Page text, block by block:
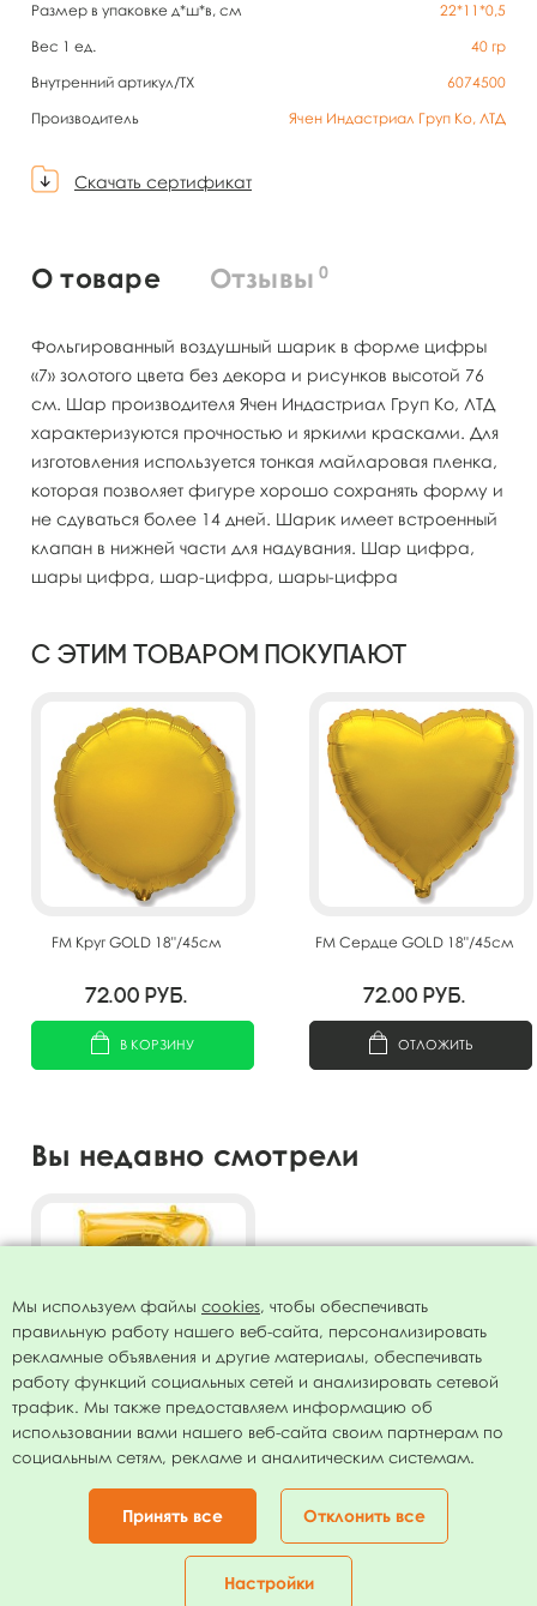
Корзина
Размер в упаковке д*ш*в, см
22*11*0,5
Вес 1 ед.
40 гр
Внутренний артикул/TX
6074500
Производитель
Ячен Индастриал Груп Ко, ЛТД
Скачать сертификат
О товаре Отзывы 0
Фольгированный воздушный шарик в форме цифры
«7» золотого цвета без декора и рисунков высотой 76
см. Шар производителя Ячен Индастриал Груп Ко, ЛТД
характеризуются прочностью и яркими красками. Для
изготовления используется тонкая майларовая пленка,
которая позволяет фигуре хорошо сохранять форму и
не сдуваться более 14 дней. Шарик имеет встроенный
клапан в нижней части для надувания. Шар цифра,
шары цифра, шар-цифра, шары-цифра
С этим товаром покупают
FM Круг GOLD 18"/45см
72.00 руб.
В КОРЗИНУ
FM Сердце GOLD 18"/45см
72.00 руб.
ОТЛОЖИТЬ
Вы недавно смотрели
Фигура Цифра 7 золото
30"/76см
103.00руб.
Мы используем файлы cookies, чтобы обеспечивать
правильную работу нашего веб-сайта, персонализировать
рекламные объявления и другие материалы, обеспечивать
работу функций социальных сетей и анализировать сетевой
трафик. Мы также предоставляем информацию об
использовании вами нашего веб-сайта своим партнерам по
социальным сетям, рекламе и аналитическим системам.
Принять все Отклонить все
Настройки